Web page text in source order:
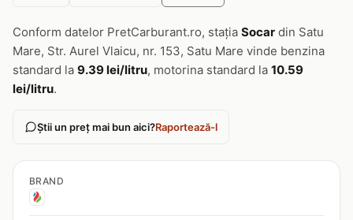
Conform datelor PretCarburant.ro, stația Socar din Satu
Mare, Str. Aurel Vlaicu, nr. 153, Satu Mare vinde benzina
standard la 9.39 lei/litru, motorina standard la 10.59
lei/litru.
Știi un preț mai bun aici?Raportează-l
BRAND